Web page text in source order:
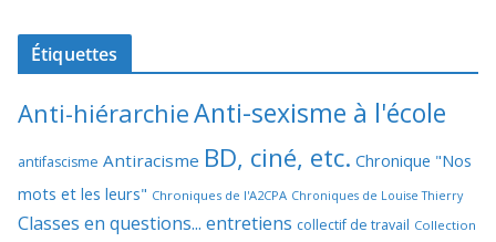
Étiquettes
Anti-hiérarchieAnti-sexisme à l'école
antifascisme Antiracisme BD, ciné, etc. Chronique "Nos
mots et les leurs" Chroniques de l'A2CPA Chroniques de Louise Thierry
Classes en questions... entretiens collectif de travail Collection